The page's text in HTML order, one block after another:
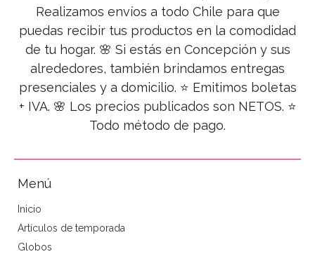
Realizamos envíos a todo Chile para que
puedas recibir tus productos en la comodidad
de tu hogar. 🌸 Si estás en Concepción y sus
alrededores, también brindamos entregas
presenciales y a domicilio. ⭐ Emitimos boletas
+ IVA. 🌸 Los precios publicados son NETOS. ⭐
Todo método de pago.
Menú
Inicio
Artículos de temporada
Globos